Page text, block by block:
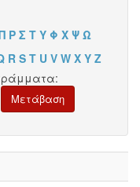
Ρ Σ Τ Υ Φ Χ Ψ Ω
R S T U V W X Y Z